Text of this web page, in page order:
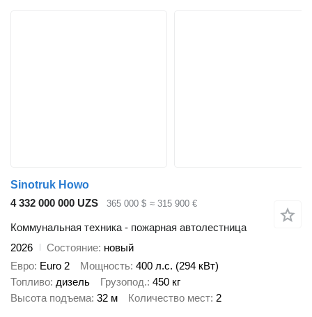
Sinotruk Howo
4 332 000 000 UZS
365 000 $ ≈ 315 900 €
Коммунальная техника - пожарная автолестница
2026
Состояние новый
Евро Euro 2 Мощность 400 л.с. (294 кВт)
Топливо дизель Грузопод. 450 кг
Высота подъема 32 м Количество мест 2